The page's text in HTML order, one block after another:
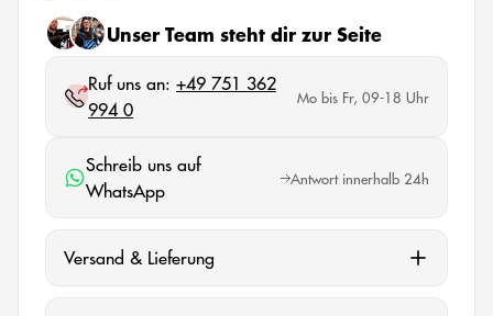
Unser Team steht dir zur Seite
Ruf uns an: +49 751 362
994 0
Mo bis Fr, 09-18 Uhr
Schreib uns auf
WhatsApp
Antwort innerhalb 24h
Versand & Lieferung